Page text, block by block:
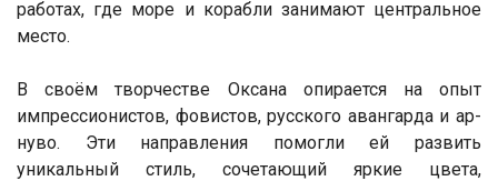
работах, где море и корабли занимают центральное
место.
В своём творчестве Оксана опирается на опыт
импрессионистов, фовистов, русского авангарда и ар-
нуво. Эти направления помогли ей развить
уникальный стиль, сочетающий яркие цвета,